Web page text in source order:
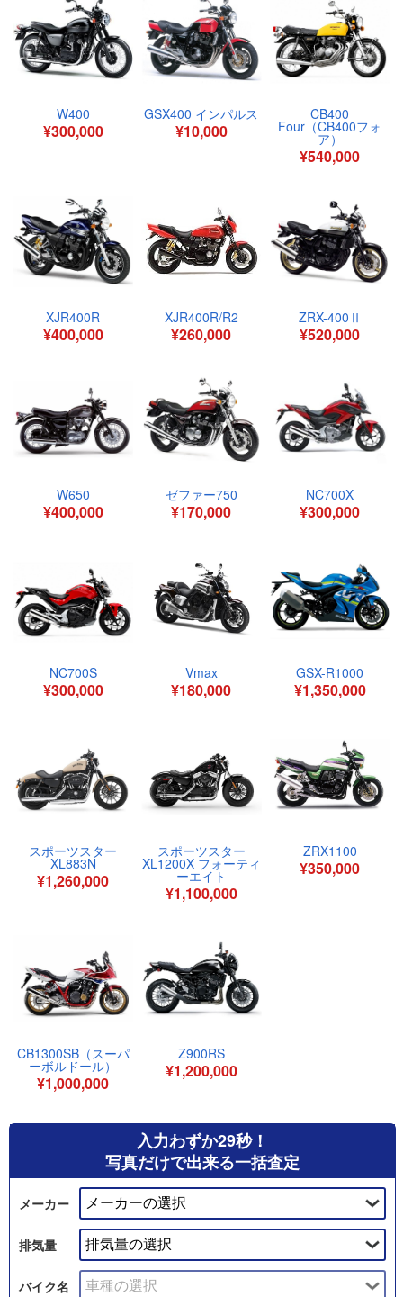
W400
¥300,000
GSX400 インパルス
¥10,000
CB400
Four（CB400フォ
ア）
¥540,000
XJR400R
¥400,000
XJR400R/R2
¥260,000
ZRX-400Ⅱ
¥520,000
W650
¥400,000
ゼファー750
¥170,000
NC700X
¥300,000
NC700S
¥300,000
Vmax
¥180,000
GSX-R1000
¥1,350,000
スポーツスター
XL883N
¥1,260,000
スポーツスター
XL1200X フォーティ
ーエイト
¥1,100,000
ZRX1100
¥350,000
CB1300SB（スーパ
ーボルドール）
¥1,000,000
Z900RS
¥1,200,000
入力わずか29秒！
写真だけで出来る一括査定
メーカー
排気量
バイク名